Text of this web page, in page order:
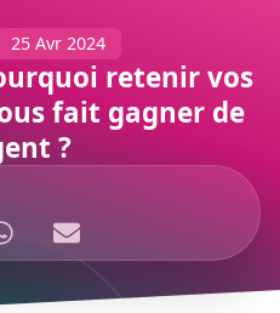
25 Avr 2024
retenir vos
fait gagner de
?